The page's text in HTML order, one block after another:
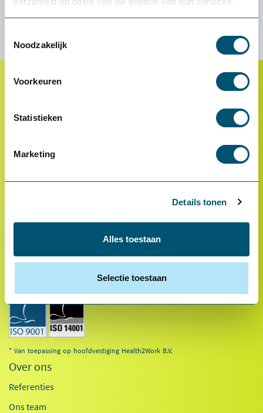
Noodzakelijk
Voorkeuren
Statistieken
Marketing
Details tonen
Alles toestaan
Selectie toestaan
LinkedIn
Proefplaatsing
Retourneren
Inloggen
Contact
* Van toepassing op hoofdvestiging Health2Work B.V.
Over ons
Referenties
Ons team